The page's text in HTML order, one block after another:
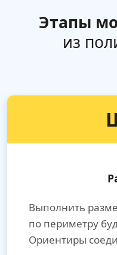
Этапы
из
Выполнить
по периметру
Ориентиры